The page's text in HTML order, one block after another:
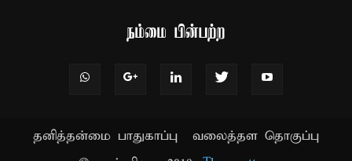
நம்மை பின்பற்ற
தனித்தன்மை பாதுகாப்பு
வலைத்தள தொகுப்பு